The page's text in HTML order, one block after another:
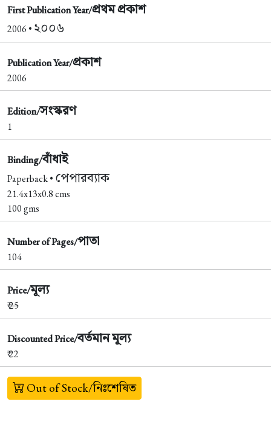
First Publication Year/প্রথম প্রকাশ
2006 • ২০০৬
Publication Year/প্রকাশ
2006
Edition/সংস্করণ
1
Binding/বাঁধাই
Paperback • পেপারব্যাক
21.4x13x0.8 cms
100 gms
Number of Pages/পাতা
104
Price/মূল্য
₹25
Discounted Price/বর্তমান মূল্য
₹ 22
Out of Stock/নিঃশেষিত